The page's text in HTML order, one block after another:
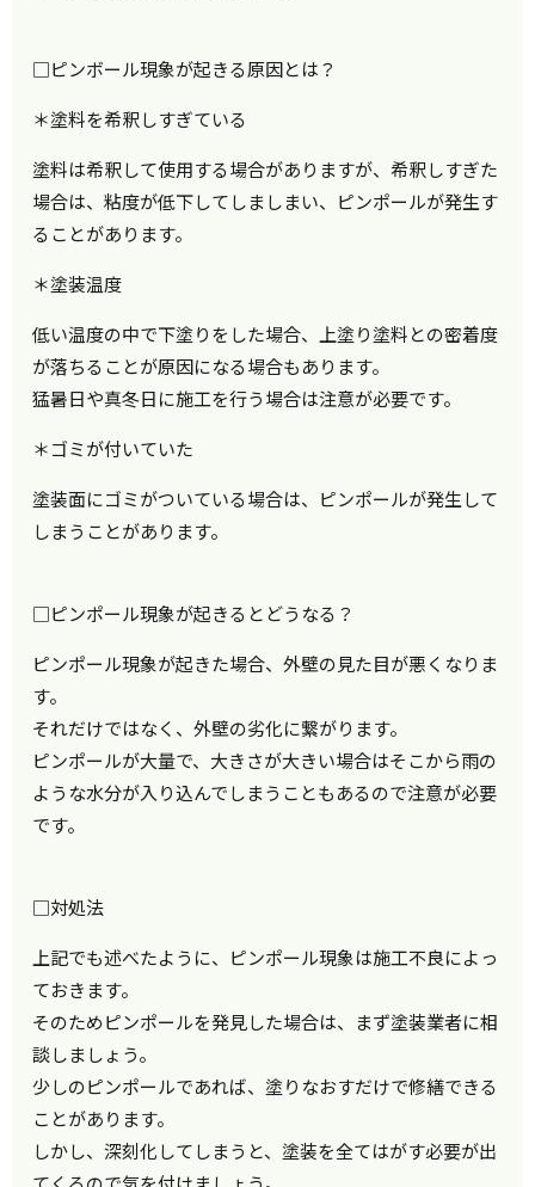
□ピンボール現象が起きる原因とは？
＊塗料を希釈しすぎている
塗料は希釈して使用する場合がありますが、希釈しすぎた
場合は、粘度が低下してしましまい、ピンポールが発生す
ることがあります。
＊塗装温度
低い温度の中で下塗りをした場合、上塗り塗料との密着度
が落ちることが原因になる場合もあります。
猛暑日や真冬日に施工を行う場合は注意が必要です。
＊ゴミが付いていた
塗装面にゴミがついている場合は、ピンポールが発生して
しまうことがあります。
□ピンポール現象が起きるとどうなる？
ピンポール現象が起きた場合、外壁の見た目が悪くなりま
す。
それだけではなく、外壁の劣化に繋がります。
ピンポールが大量で、大きさが大きい場合はそこから雨の
ような水分が入り込んでしまうこともあるので注意が必要
です。
□対処法
上記でも述べたように、ピンポール現象は施工不良によっ
ておきます。
そのためピンポールを発見した場合は、まず塗装業者に相
談しましょう。
少しのピンポールであれば、塗りなおすだけで修繕できる
ことがあります。
しかし、深刻化してしまうと、塗装を全てはがす必要が出